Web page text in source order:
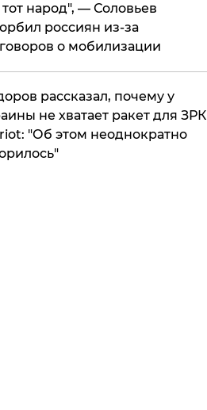
народ", — Соловьев
россиян из-за
о мобилизации
рассказал, почему у
не хватает ракет для ЗРК
"Об этом неоднократно